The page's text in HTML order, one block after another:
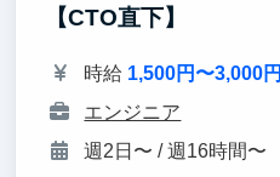
【CTO直下】
時給 1,500円〜3,000円
エンジニア
週2日〜 / 週16時間〜